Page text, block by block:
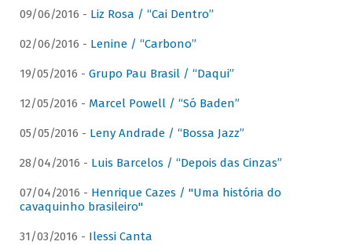
09/06/2016 - Liz Rosa / “Cai Dentro”
02/06/2016 - Lenine / “Carbono”
19/05/2016 - Grupo Pau Brasil / “Daqui”
12/05/2016 - Marcel Powell / “Só Baden”
05/05/2016 - Leny Andrade / “Bossa Jazz”
28/04/2016 - Luis Barcelos / “Depois das Cinzas”
07/04/2016 - Henrique Cazes / "Uma história do
cavaquinho brasileiro"
31/03/2016 - Ilessi Canta